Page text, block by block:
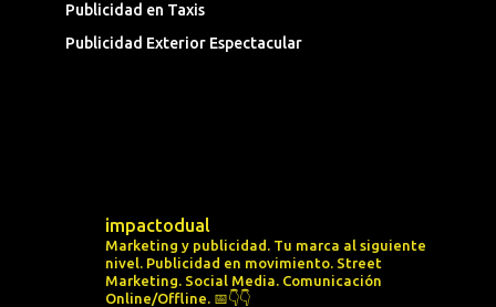
Publicidad en Taxis
Publicidad Exterior Espectacular
impactodual
Marketing y publicidad. Tu marca al siguiente
nivel. Publicidad en movimiento. Street
Marketing. Social Media. Comunicación
Online/Offline. 📅👇👇